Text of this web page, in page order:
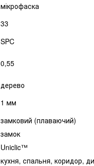
мікрофаска
33
SPC
0,55
дерево
1 мм
замковий (плаваючий)
замок
Uniclic™
кухня, спальня, коридор,